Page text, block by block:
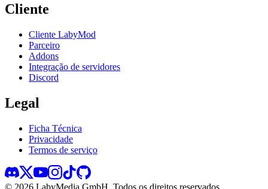
Cliente
Cliente LabyMod
Parceiro
Addons
Integração de servidores
Discord
Legal
Ficha Técnica
Privacidade
Termos de serviço
© 2026 LabyMedia GmbH. Todos os direitos reservados.